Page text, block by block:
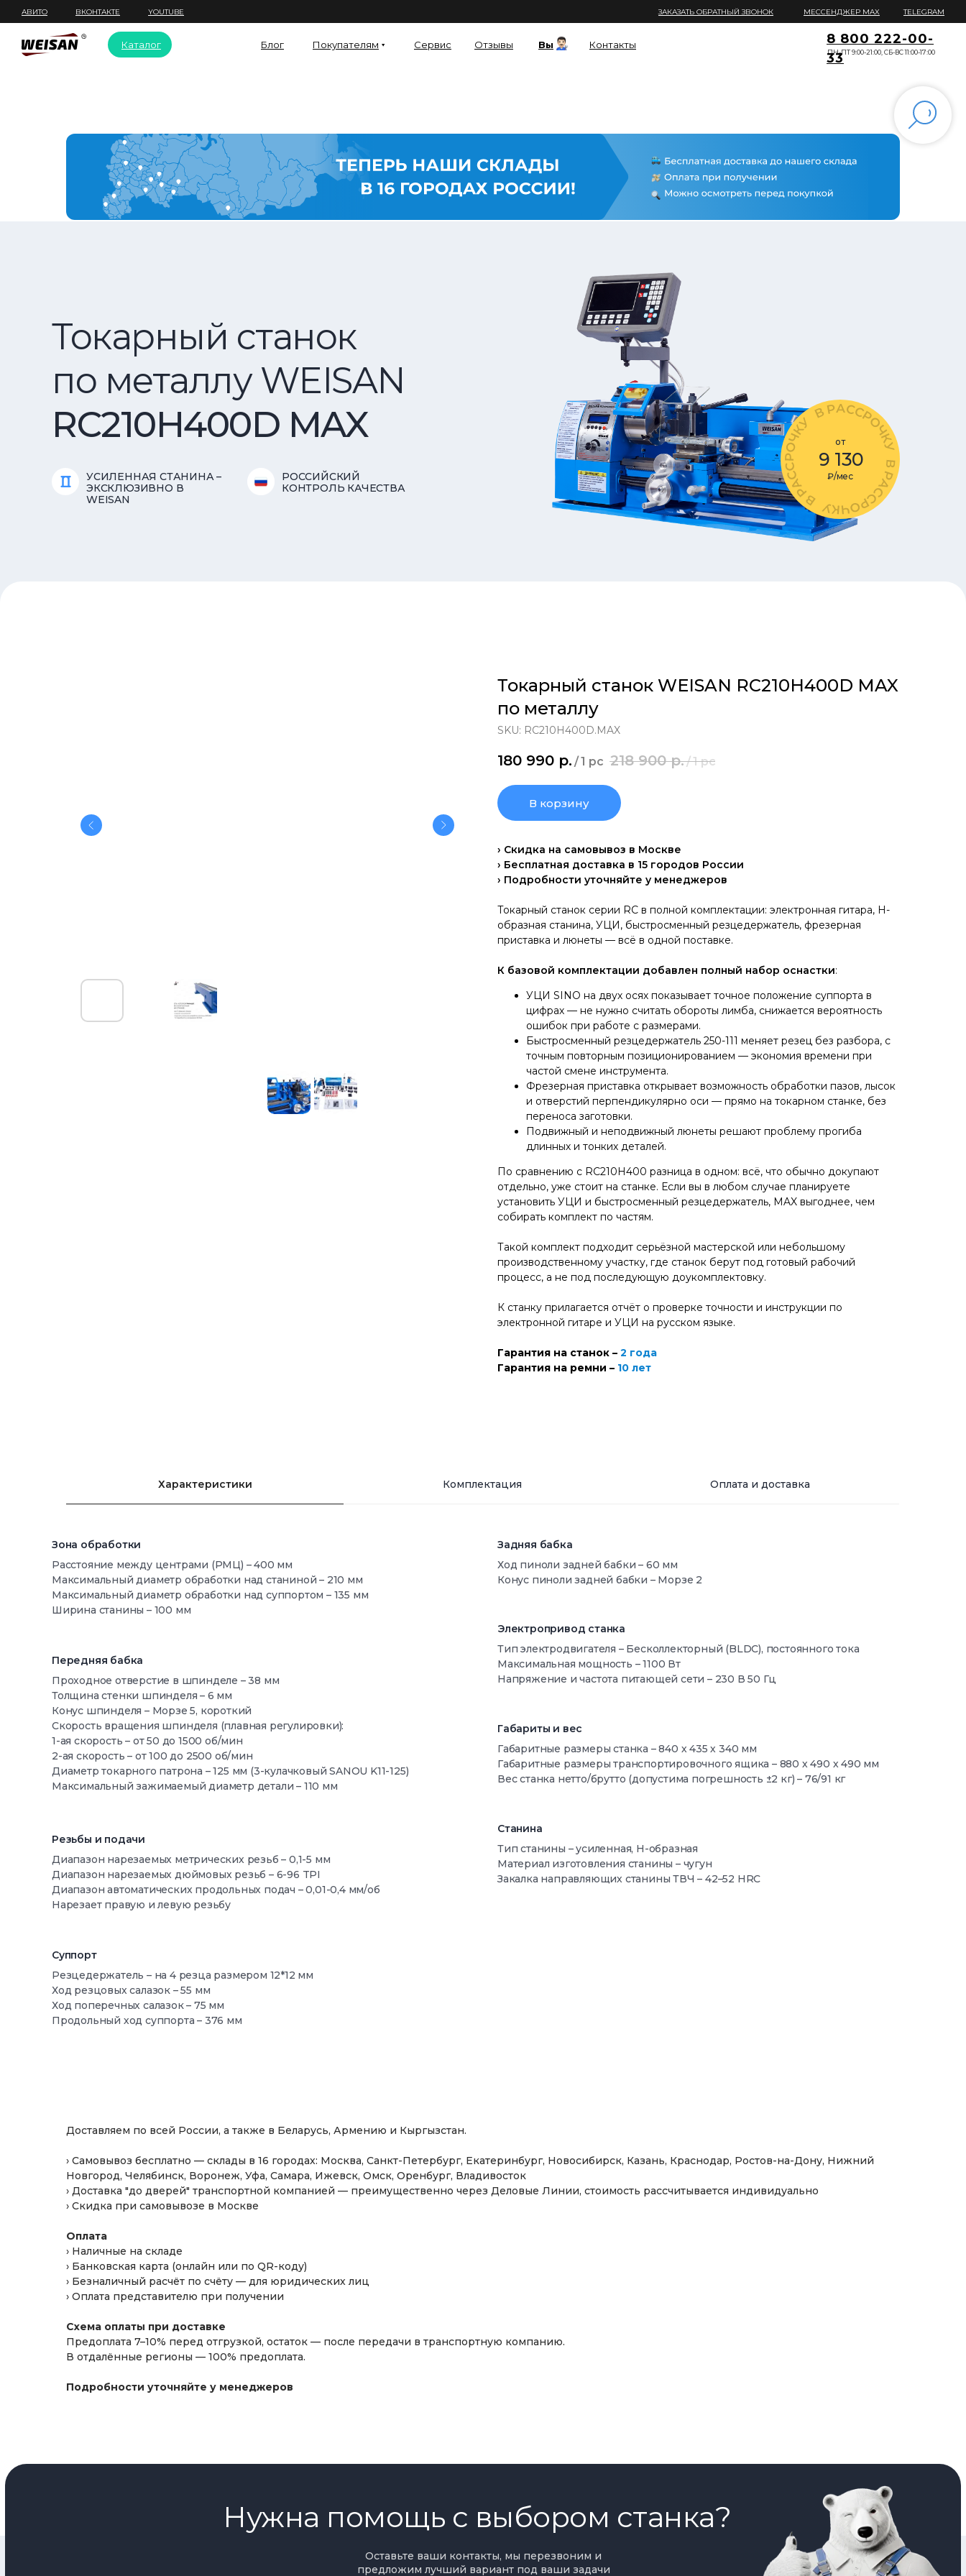
АВИТО ВКОНТАКТЕ YOUTUBE МЕССЕНДЖЕР MAX
ЗАКАЗАТЬ ОБРАТНЫЙ ЗВОНОК TELEGRAM
Каталог Сервис
Покупателям Отзывы Вы Контакты
8 800 222-00-
33
ПН-ПТ 9:00-21:00, СБ-ВС 11:00-17:00
Блог
Токарный станок
по металлу WEISAN
RC210H400D MAX
УСИЛЕННАЯ СТАНИНА –
ЭКСКЛЮЗИВНО В
WEISAN
РОССИЙСКИЙ
КОНТРОЛЬ КАЧЕСТВА
9 130
₽/мес
от
Токарный станок WEISAN RC210H400D MAX
по металлу
SKU: RC210H400D.MAX
180 990 р. /1 pc 218 900 р./1 pc
В корзину
› Скидка на самовывоз в Москве
› Бесплатная доставка в 15 городов России
› Подробности уточняйте у менеджеров
Токарный станок серии RC в полной комплектации: электронная гитара, H-
образная станина, УЦИ, быстросменный резцедержатель, фрезерная
приставка и люнеты — всё в одной поставке.
К базовой комплектации добавлен полный набор оснастки:
УЦИ SINO на двух осях показывает точное положение суппорта в
цифрах — не нужно считать обороты лимба, снижается вероятность
ошибок при работе с размерами.
Быстросменный резцедержатель 250-111 меняет резец без разбора, с
точным повторным позиционированием — экономия времени при
частой смене инструмента.
Фрезерная приставка открывает возможность обработки пазов, лысок
и отверстий перпендикулярно оси — прямо на токарном станке, без
переноса заготовки.
Подвижный и неподвижный люнеты решают проблему прогиба
длинных и тонких деталей.
По сравнению с RC210H400 разница в одном: всё, что обычно докупают
отдельно, уже стоит на станке. Если вы в любом случае планируете
установить УЦИ и быстросменный резцедержатель, MAX выгоднее, чем
собирать комплект по частям.
Такой комплект подходит серьёзной мастерской или небольшому
производственному участку, где станок берут под готовый рабочий
процесс, а не под последующую доукомплектовку.
К станку прилагается отчёт о проверке точности и инструкции по
электронной гитаре и УЦИ на русском языке.
Гарантия на станок – 2 года
Гарантия на ремни – 10 лет
Характеристики Комплектация Оплата и доставка
Зона обработки
Расстояние между центрами (РМЦ) – 400 мм
Максимальный диаметр обработки над станиной – 210 мм
Максимальный диаметр обработки над суппортом – 135 мм
Ширина станины – 100 мм
Передняя бабка
Проходное отверстие в шпинделе – 38 мм
Толщина стенки шпинделя – 6 мм
Конус шпинделя – Морзе 5, короткий
Скорость вращения шпинделя (плавная регулировки):
1-ая скорость – от 50 до 1500 об/мин
2-ая скорость – от 100 до 2500 об/мин
Диаметр токарного патрона – 125 мм (3-кулачковый SANOU K11-125)
Максимальный зажимаемый диаметр детали – 110 мм
Задняя бабка
Ход пиноли задней бабки – 60 мм
Конус пиноли задней бабки – Морзе 2
Электропривод станка
Тип электродвигателя – Бесколлекторный (BLDC), постоянного тока
Максимальная мощность – 1100 Вт
Напряжение и частота питающей сети – 230 В 50 Гц
Резьбы и подачи
Диапазон нарезаемых метрических резьб – 0,1-5 мм
Диапазон нарезаемых дюймовых резьб – 6-96 TPI
Диапазон автоматических продольных подач –0,01-0,4 мм/об
Нарезает правую и левую резьбу
Суппорт
Резцедержатель – на 4 резца размером 12*12 мм
Ход резцовых салазок – 55 мм
Ход поперечных салазок – 75 мм
Продольный ход суппорта – 376 мм
Габариты и вес
Габаритные размеры станка – 840 х 435 х 340 мм
Габаритные размеры транспортировочного ящика – 880 х 490 х 490 мм
Вес станка нетто/брутто (допустима погрешность ±2 кг) – 76/91 кг
Станина
Тип станины – усиленная, H-образная
Материал изготовления станины – чугун
Закалка направляющих станины ТВЧ – 42–52 HRC
1 гаечный ключ
ключ для патрона
масленка
набор резцов со сменными пластинами
запасной набор сменных пластин
сверлильный патрон
защита ходового винта и резцедержателя (уже установлены на станке)
люнет неподвижный
фрезерная приставка
Доставляем по всей России, а также в Беларусь, Армению и Кыргызстан.
› Самовывоз бесплатно — склады в 16 городах: Москва, Санкт-Петербург, Екатеринбург, Новосибирск, Казань, Краснодар, Ростов-на-Дону, Нижний
Новгород, Челябинск, Воронеж, Уфа, Самара, Ижевск, Омск, Оренбург, Владивосток
› Доставка "до дверей" транспортной компанией — преимущественно через Деловые Линии, стоимость рассчитывается индивидуально
› Скидка при самовывозе в Москве
Оплата
› Наличные на складе
› Банковская карта (онлайн или по QR-коду)
› Безналичный расчёт по счёту — для юридических лиц
› Оплата представителю при получении
Схема оплаты при доставке
Предоплата 7–10% перед отгрузкой, остаток — после передачи в транспортную компанию.
В отдалённые регионы — 100% предоплата.
Подробности уточняйте у менеджеров
Нужна помощь с выбором станка?
Оставьте ваши контакты, мы перезвоним и
предложим лучший вариант под ваши задачи